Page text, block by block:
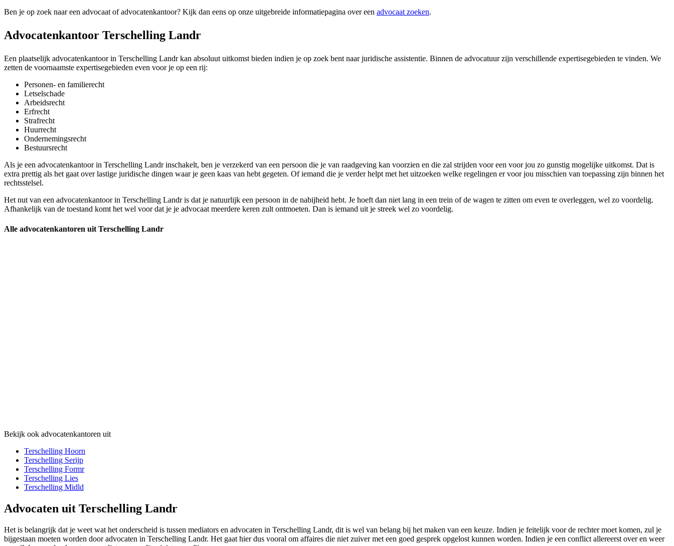
Ben je op zoek naar een advocaat of advocatenkantoor? Kijk dan eens op onze uitgebreide informatiepagina over een advocaat zoeken.
Advocatenkantoor Terschelling Landr
Een plaatselijk advocatenkantoor in Terschelling Landr kan absoluut uitkomst bieden indien je op zoek bent naar juridische assistentie. Binnen de advocatuur zijn verschillende expertisegebieden te vinden. We
zetten de voornaamste expertisegebieden even voor je op een rij:
Personen- en familierecht
Letselschade
Arbeidsrecht
Erfrecht
Strafrecht
Huurrecht
Ondernemingsrecht
Bestuursrecht
Als je een advocatenkantoor in Terschelling Landr inschakelt, ben je verzekerd van een persoon die je van raadgeving kan voorzien en die zal strijden voor een voor jou zo gunstig mogelijke uitkomst. Dat is
extra prettig als het gaat over lastige juridische dingen waar je geen kaas van hebt gegeten. Of iemand die je verder helpt met het uitzoeken welke regelingen er voor jou misschien van toepassing zijn binnen het
rechtsstelsel.
Het nut van een advocatenkantoor in Terschelling Landr is dat je natuurlijk een persoon in de nabijheid hebt. Je hoeft dan niet lang in een trein of de wagen te zitten om even te overleggen, wel zo voordelig.
Afhankelijk van de toestand komt het wel voor dat je je advocaat meerdere keren zult ontmoeten. Dan is iemand uit je streek wel zo voordelig.
Alle advocatenkantoren uit Terschelling Landr
Bekijk ook advocatenkantoren uit
Terschelling Hoorn
Terschelling Serijp
Terschelling Formr
Terschelling Lies
Terschelling Midld
Advocaten uit Terschelling Landr
Het is belangrijk dat je weet wat het onderscheid is tussen mediators en advocaten in Terschelling Landr, dit is wel van belang bij het maken van een keuze. Indien je feitelijk voor de rechter moet komen, zul je
bijgestaan moeten worden door advocaten in Terschelling Landr. Het gaat hier dus vooral om affaires die niet zuiver met een goed gesprek opgelost kunnen worden. Indien je een conflict allereerst over en weer